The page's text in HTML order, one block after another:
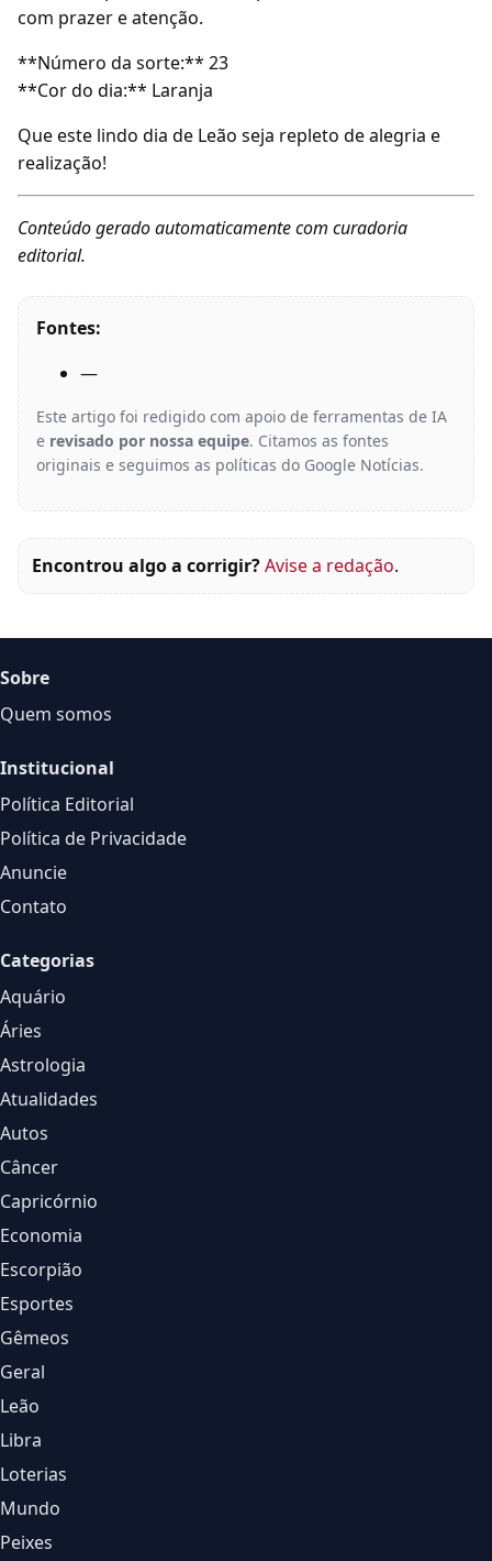
com prazer e atenção.
**Número da sorte:** 23
**Cor do dia:** Laranja
Que este lindo dia de Leão seja repleto de alegria e
realização!
Conteúdo gerado automaticamente com curadoria
editorial.
Fontes:
—
Este artigo foi redigido com apoio de ferramentas de IA
e revisado por nossa equipe. Citamos as fontes
originais e seguimos as políticas do Google Notícias.
Encontrou algo a corrigir?Avise a redação.
Sobre
Quem somos
Institucional
Política Editorial
Política de Privacidade
Anuncie
Contato
Categorias
Aquário
Áries
Astrologia
Atualidades
Autos
Câncer
Capricórnio
Economia
Escorpião
Esportes
Gêmeos
Geral
Leão
Libra
Loterias
Mundo
Peixes